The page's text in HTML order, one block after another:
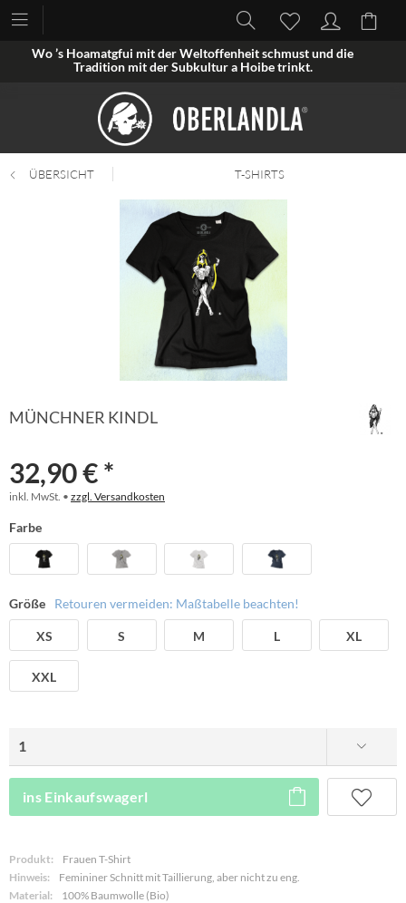
Wo ’s Hoamatgfui mit der Weltoffenheit schmust und die
Tradition mit der Subkultur a Hoibe trinkt.
ÜBERSICHT T-SHIRTS
MÜNCHNER KINDL
32,90 € *
inkl. MwSt. • zzgl. Versandkosten
Farbe
Größe Retouren vermeiden: Maßtabelle beachten!
XS S M L XL
XXL
ins Einkaufswagerl
Produkt:
Frauen T-Shirt
Hinweis:
Femininer Schnitt mit Taillierung, aber nicht zu eng.
Material:
100% Baumwolle (Bio)